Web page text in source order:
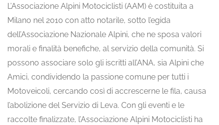
L’Associazione Alpini Motociclisti (AAM) è costituita a
Milano nel 2010 con atto notarile, sotto l’egida
dell’Associazione Nazionale Alpini, che ne sposa valori
morali e finalità benefiche, al servizio della comunità. Si
possono associare solo gli iscritti all’ANA, sia Alpini che
Amici, condividendo la passione comune per tutti i
Motoveicoli, cercando così di accrescerne le fila, causa
l’abolizione del Servizio di Leva. Con gli eventi e le
raccolte finalizzate, l’Associazione Alpini Motociclisti ha